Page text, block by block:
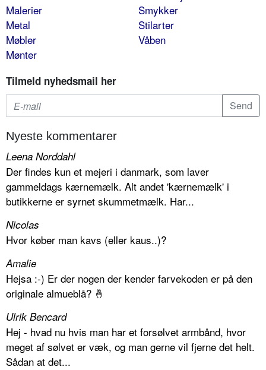
Malerier
Metal
Møbler
Mønter
Smykker
Stilarter
Våben
Tilmeld nyhedsmail her
Nyeste kommentarer
Leena Norddahl
Der findes kun et mejeri i danmark, som laver
gammeldags kærnemælk. Alt andet 'kærnemælk' i
butikkerne er syrnet skummetmælk. Har...
Nicolas
Hvor køber man kavs (eller kaus..)?
Amalie
Hejsa :-) Er der nogen der kender farvekoden er på den
originale almueblå? 🤞
Ulrik Bencard
Hej - hvad nu hvis man har et forsølvet armbånd, hvor
meget af sølvet er væk, og man gerne vil fjerne det helt.
Sådan at det...